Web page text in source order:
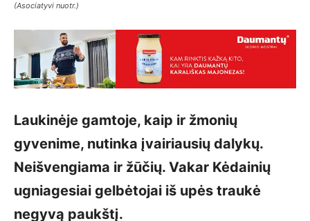
(Asociatyvi nuotr.)
Laukinėje gamtoje, kaip ir žmonių
gyvenime, nutinka įvairiausių dalykų.
Neišvengiama ir žūčių. Vakar Kėdainių
ugniagesiai gelbėtojai iš upės traukė
negyvą paukštį.